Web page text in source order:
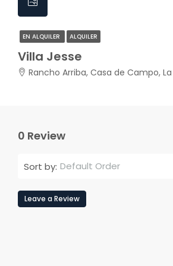
EN ALQUILER ALQUILER
Villa Jesse
Rancho Arriba, Casa de Campo, La Romana,
0 Review
Sort by: Default Order
Leave a Review